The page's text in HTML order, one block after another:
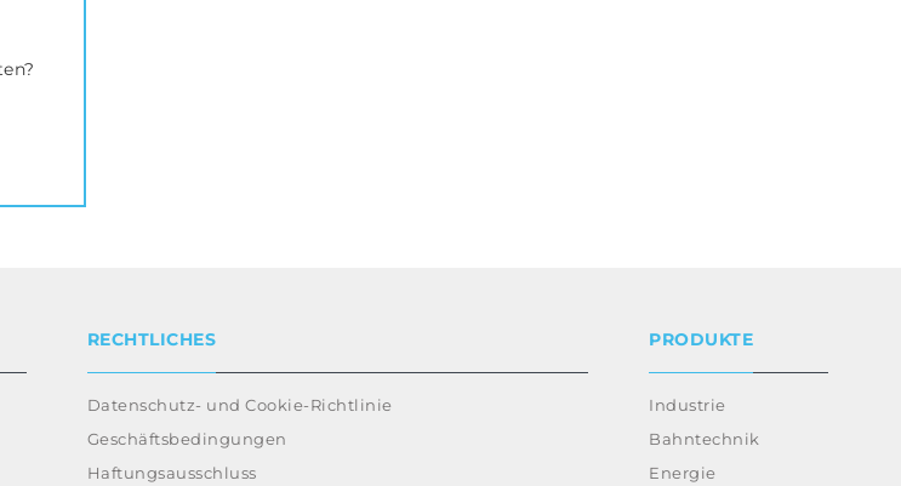
RECHTLICHES
Datenschutz- und Cookie-Richtlinie
Geschäftsbedingungen
Haftungsausschluss
PRODUKTE
Industrie
Bahntechnik
Energie